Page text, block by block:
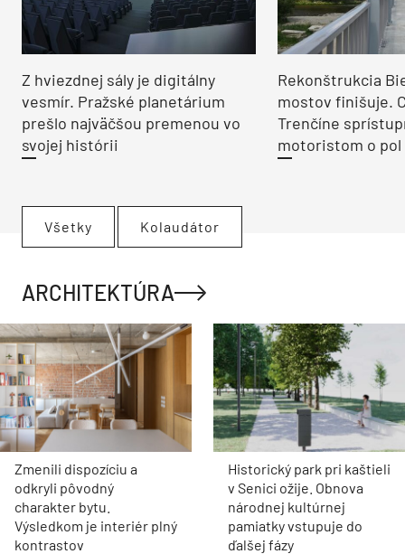
Z hviezdnej sály je digitálny
vesmír. Pražské planetárium
prešlo najväčšou premenou vo
svojej histórii
Rekonštrukcia
mostov finišuje.
Trenčíne
motoristom o pol
Všetky Kolaudátor
ARCHITEKTÚRA
Zmenili dispozíciu a
odkryli pôvodný
charakter bytu.
Výsledkom je interiér plný
kontrastov
Historický park pri kaštieli
v Senici ožije. Obnova
národnej kultúrnej
pamiatky vstupuje do
ďalšej fázy